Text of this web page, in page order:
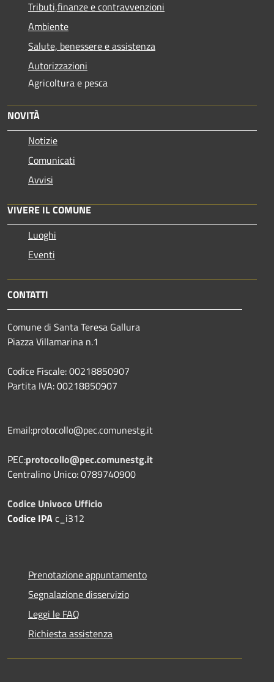
Tributi,finanze e contravvenzioni
Ambiente
Salute, benessere e assistenza
Autorizzazioni
Agricoltura e pesca
NOVITÀ
Notizie
Comunicati
Avvisi
VIVERE IL COMUNE
Luoghi
Eventi
CONTATTI
Comune di Santa Teresa Gallura
Piazza Villamarina n.1
Codice Fiscale: 00218850907
Partita IVA: 00218850907
Email:protocollo@pec.comunestg.it
PEC:protocollo@pec.comunestg.it
Centralino Unico: 0789740900
Codice Univoco Ufficio
Codice IPAc_i312
Prenotazione appuntamento
Segnalazione disservizio
Leggi le FAQ
Richiesta assistenza